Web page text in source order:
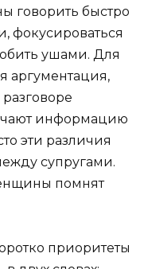
говорить быстро
фокусироваться
ушами. Для
аргументация,
информацию
эти различия
супругами.
помнят
приоритеты